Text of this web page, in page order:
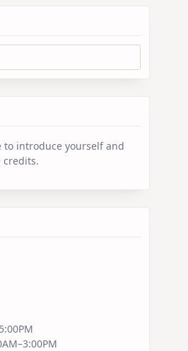
to introduce yourself and
credits.